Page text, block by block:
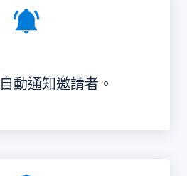
動通知邀請者。